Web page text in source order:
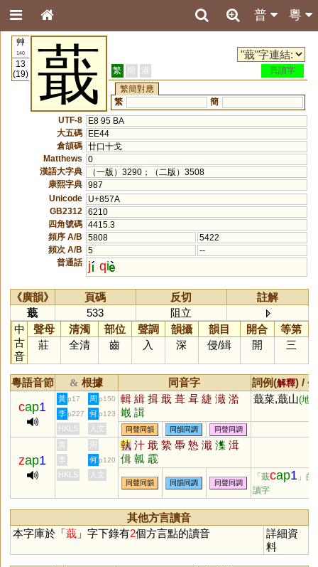
粵
普
艸
140
13
(19)
蕺 繁 簡 港
異讀字
繁簡對應
繁
簡
UTF-8
E8 95 BA
大五碼
EE44
倉頡碼 廿口十戈
Matthews
0
漢語大字典
（一版）3290；（二版）3508
康熙字典 987
Unicode
U+857A
GB2312
6210
四角號碼 4415.3
頻序 A/B
5808
5422
頻次 A/B
5
--
普通話
j qi
《廣韻》 頁碼 反切
註解
蕺
533
阻立
中
古
音
聲母 清濁 部位 聲調 韻攝 韻目 開合
等第
莊
全清 齒 入 深 侵/緝 開 三
粵語音節 & 根據 同音字 詞例(解釋) /
cap1
黃 p17 周 p150 輯 緝 揖 戢 葺 咠 緁 濈 湁
嶯 諿
蕺菜,蕺山(地
李 p227 何 p123
HKLS 人文 同聲同韻 同韻同調 同聲同調
zap1
黃 周 執 汁 戢 縶 馽 慹 濈 潗 湒
偮 瓡 霵
李 何 p120
HKLS 人文
同聲同韻 同韻同調 同聲同調
「蕺cap1 」的
讀字
其他方言讀音
本字庫於「蕺」字下錄有2個方言點的讀音
詳細資
料